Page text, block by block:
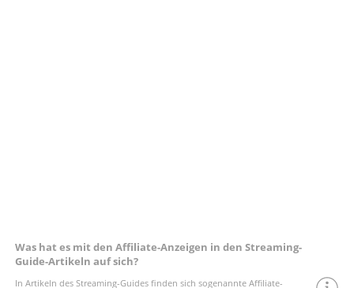
Was hat es mit den Affiliate-Anzeigen in den Streaming-
Guide-Artikeln auf sich?
In Artikeln des Streaming-Guides finden sich sogenannte Affiliate-